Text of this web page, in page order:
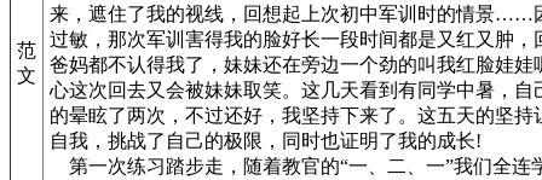
范
文
来，遮住了我的视线，回想起上次初中军训时的情景……
过敏，那次军训害得我的脸好长一段时间都是又红又肿，
爸妈都不认得我了，妹妹还在旁边一个劲的叫我红脸娃娃
心这次回去又会被妹妹取笑。这几天看到有同学中暑，自
的晕眩了两次，不过还好，我坚持下来了。这五天的坚持
自我，挑战了自己的极限，同时也证明了我的成长!
第一次练习踏步走，随着教官的“一、二、一”我们全连